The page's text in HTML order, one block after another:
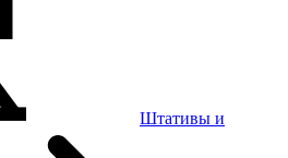
Штативы и